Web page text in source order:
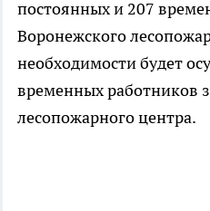
постоянных и 207
Воронежского
необходимости будет
временных работников
лесопожарного центра.